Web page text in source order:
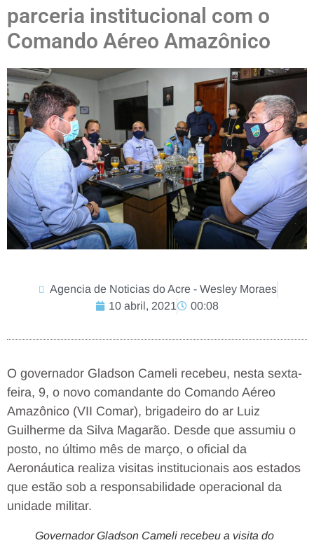
parceria institucional com o
Comando Aéreo Amazônico
Agencia de Noticias do Acre - Wesley Moraes
10 abril, 2021
00:08
O governador Gladson Cameli recebeu, nesta sexta-
feira, 9, o novo comandante do Comando Aéreo
Amazônico (VII Comar), brigadeiro do ar Luiz
Guilherme da Silva Magarão. Desde que assumiu o
posto, no último mês de março, o oficial da
Aeronáutica realiza visitas institucionais aos estados
que estão sob a responsabilidade operacional da
unidade militar.
Governador Gladson Cameli recebeu a visita do